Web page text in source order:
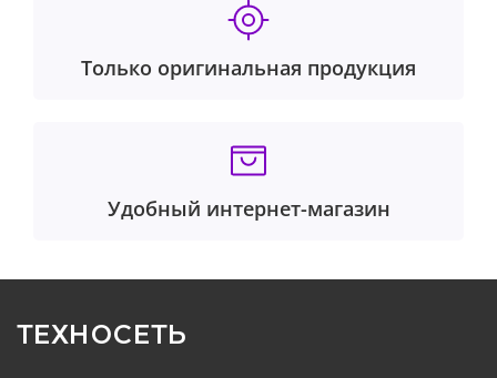
Только оригинальная продукция
Удобный интернет-магазин
ТЕХНОСЕТЬ